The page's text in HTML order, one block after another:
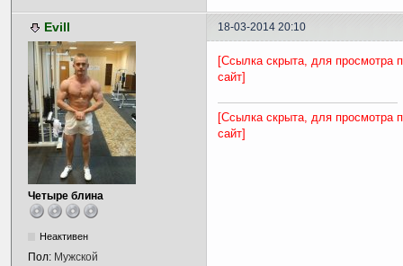
Evill 18-03-2014 20:10
Четыре блина
Неактивен
Пол: Мужской
[Ссылка скрыта, для просмотра
сайт]
[Ссылка скрыта, для просмотра
сайт]